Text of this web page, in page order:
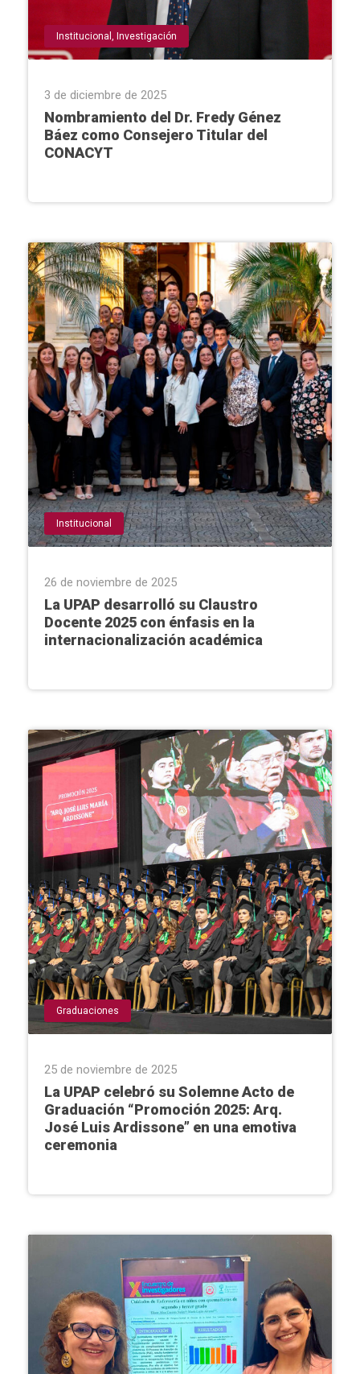
Institucional , Investigación
3 de diciembre de 2025
Nombramiento del Dr. Fredy Génez
Báez como Consejero Titular del
CONACYT
Institucional
26 de noviembre de 2025
La UPAP desarrolló su Claustro
Docente 2025 con énfasis en la
internacionalización académica
Graduaciones
25 de noviembre de 2025
La UPAP celebró su Solemne Acto de
Graduación “Promoción 2025: Arq.
José Luis Ardissone” en una emotiva
ceremonia